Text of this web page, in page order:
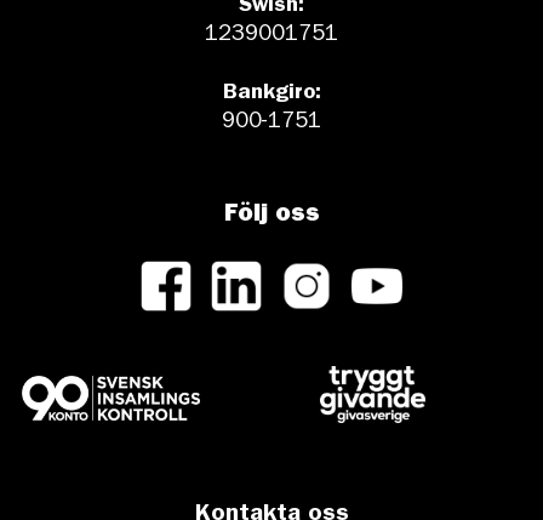
Kontakta oss
Swish:
1239001751
Bankgiro:
900-1751
Följ oss